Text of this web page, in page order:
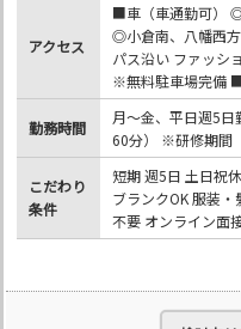
アクセス
■車（車通勤可）
◎小倉南、八幡西
パス沿い ファッシ
※無料駐車場完備
勤務時間
月～金、平日週5
60分） ※研修期間
こだわり
条件
短期 週5日 土日祝
ブランクOK 服装
不要 オンライン面